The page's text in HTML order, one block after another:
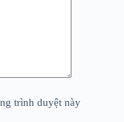
trình duyệt này